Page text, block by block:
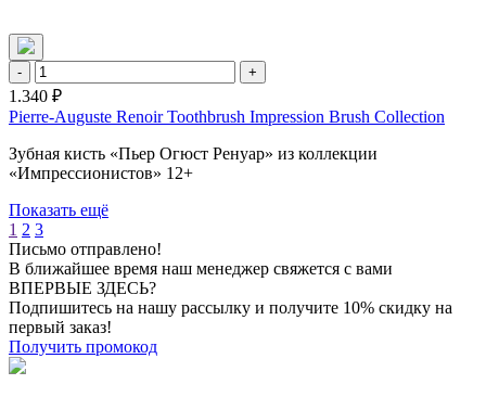
- +
1.340 ₽
Pierre-Auguste Renoir Toothbrush Impression Brush Collection
Зубная кисть «Пьер Огюст Ренуар» из коллекции
«Импрессионистов» 12+
Показать ещё
1 2 3
Письмо отправлено!
В ближайшее время наш менеджер свяжется с вами
ВПЕРВЫЕ ЗДЕСЬ?
Подпишитесь на нашу рассылку и получите 10% скидку на
первый заказ!
Получить промокод